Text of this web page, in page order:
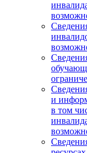
и
в том